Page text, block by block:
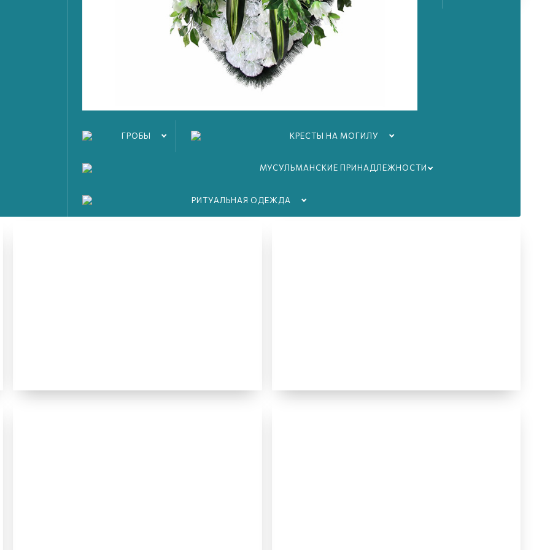
ГРОБЫ КРЕСТЫ НА МОГИЛУ
МУСУЛЬМАНСКИЕ ПРИНАДЛЕЖНОСТИ
РИТУАЛЬНАЯ ОДЕЖДА
Создать новую модель бесплатно
3D-моделирования на заказ,
мемориальных комплексов